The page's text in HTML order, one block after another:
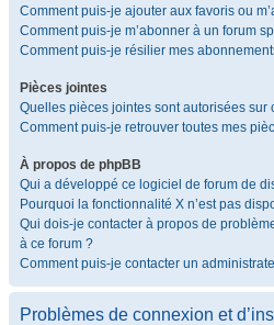
Comment puis-je ajouter aux favoris ou
Comment puis-je m’abonner à un forum
Comment puis-je résilier mes
Pièces jointes
Quelles pièces jointes sont autorisées sur
Comment puis-je retrouver toutes mes
À propos de phpBB
Qui a développé ce logiciel de forum de
Pourquoi la fonctionnalité X n’est pas
Qui dois-je contacter à propos de
à ce forum ?
Comment puis-je contacter un
Problèmes de connexion et